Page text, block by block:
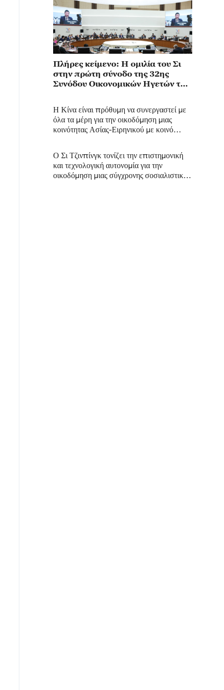
Πλήρες κείμενο: Η ομιλία του Σι
στην πρώτη σύνοδο της 32ης
Συνόδου Οικονομικών Ηγετών της
Η Κίνα είναι πρόθυμη να συνεργαστεί με
όλα τα μέρη για την οικοδόμηση μιας
κοινότητας Ασίας-Ειρηνικού με κοινό
Ο Σι Τζινπίνγκ τονίζει την επιστημονική
και τεχνολογική αυτονομία για την
οικοδόμηση μιας σύγχρονης σοσιαλιστικής